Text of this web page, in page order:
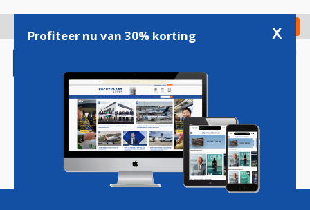
gaan
Check in
Magazine Podcasts Vacatures
Profiteer nu van 30% korting x